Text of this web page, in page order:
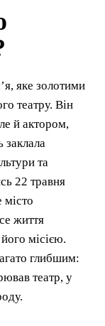
яке золотими
театру. Він
й актором,
заклала
та
22 травня
місто
життя
місією.
глибшим:
театр, у